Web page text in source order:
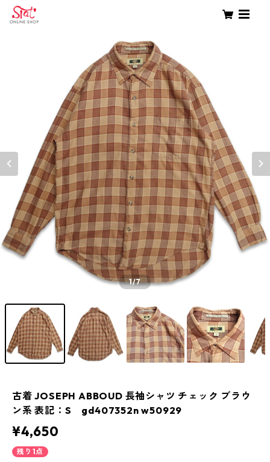
1/7
古着 JOSEPH ABBOUD 長袖シャツ チェック ブラウ
ン系 表記：S gd407352n w50929
¥4,650
残り1点